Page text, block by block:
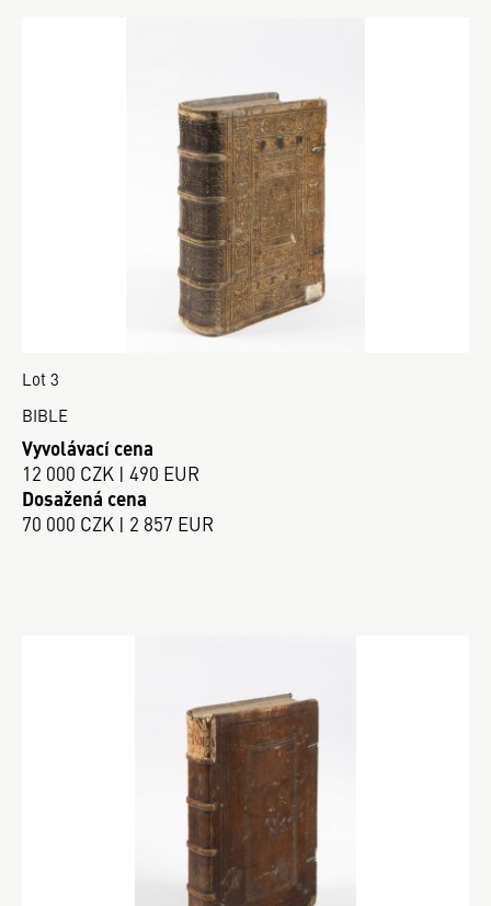
Lot 3
BIBLE
Vyvolávací cena
12 000 CZK | 490 EUR
Dosažená cena
70 000 CZK | 2 857 EUR